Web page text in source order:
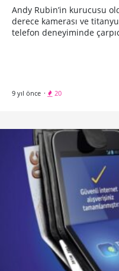
Andy Rubin’in kurucusu
derece kamerası ve
telefon deneyiminde
9 yıl önce · 20